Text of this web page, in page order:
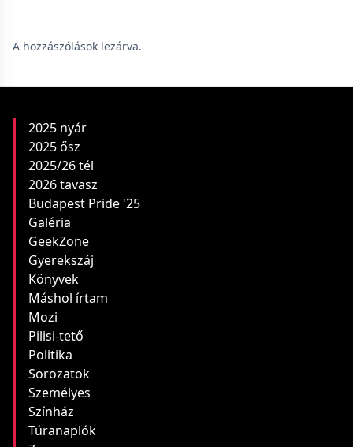
A hozzászólások lezárva.
2025 nyár
2025 ősz
2025/26 tél
2026 tavasz
Budapest Pride '25
Galéria
GeekZone
Gyerekszáj
Könyvek
Máshol írtam
Mozi
Pilisi-tető
Politika
Sorozatok
Személyes
Színház
Túranaplók